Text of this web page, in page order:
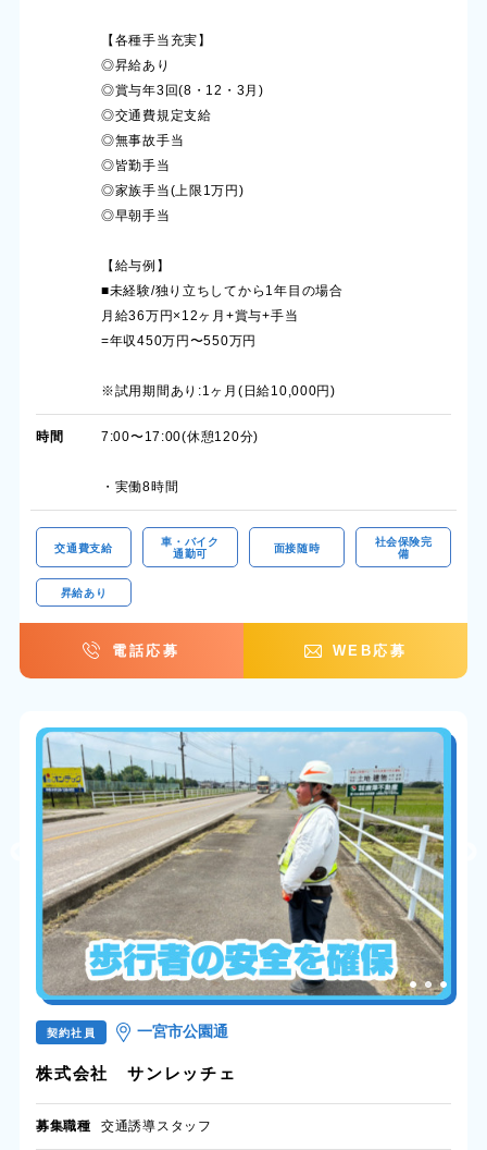
【各種手当充実】
◎昇給あり
◎賞与年3回(8・12・3月)
◎交通費規定支給
◎無事故手当
◎皆勤手当
◎家族手当(上限1万円)
◎早朝手当
【給与例】
■未経験/独り立ちしてから1年目の場合
月給36万円×12ヶ月+賞与+手当
=年収450万円〜550万円
※試用期間あり:1ヶ月(日給10,000円)
時間 7:00〜17:00(休憩120分)
・実働8時間
交通費支給
車・バイク
通勤可
面接随時
社会保険完
備
昇給あり
電話応募 WEB応募
契約社員 一宮市公園通
株式会社 サンレッチェ
募集職種 交通誘導スタッフ